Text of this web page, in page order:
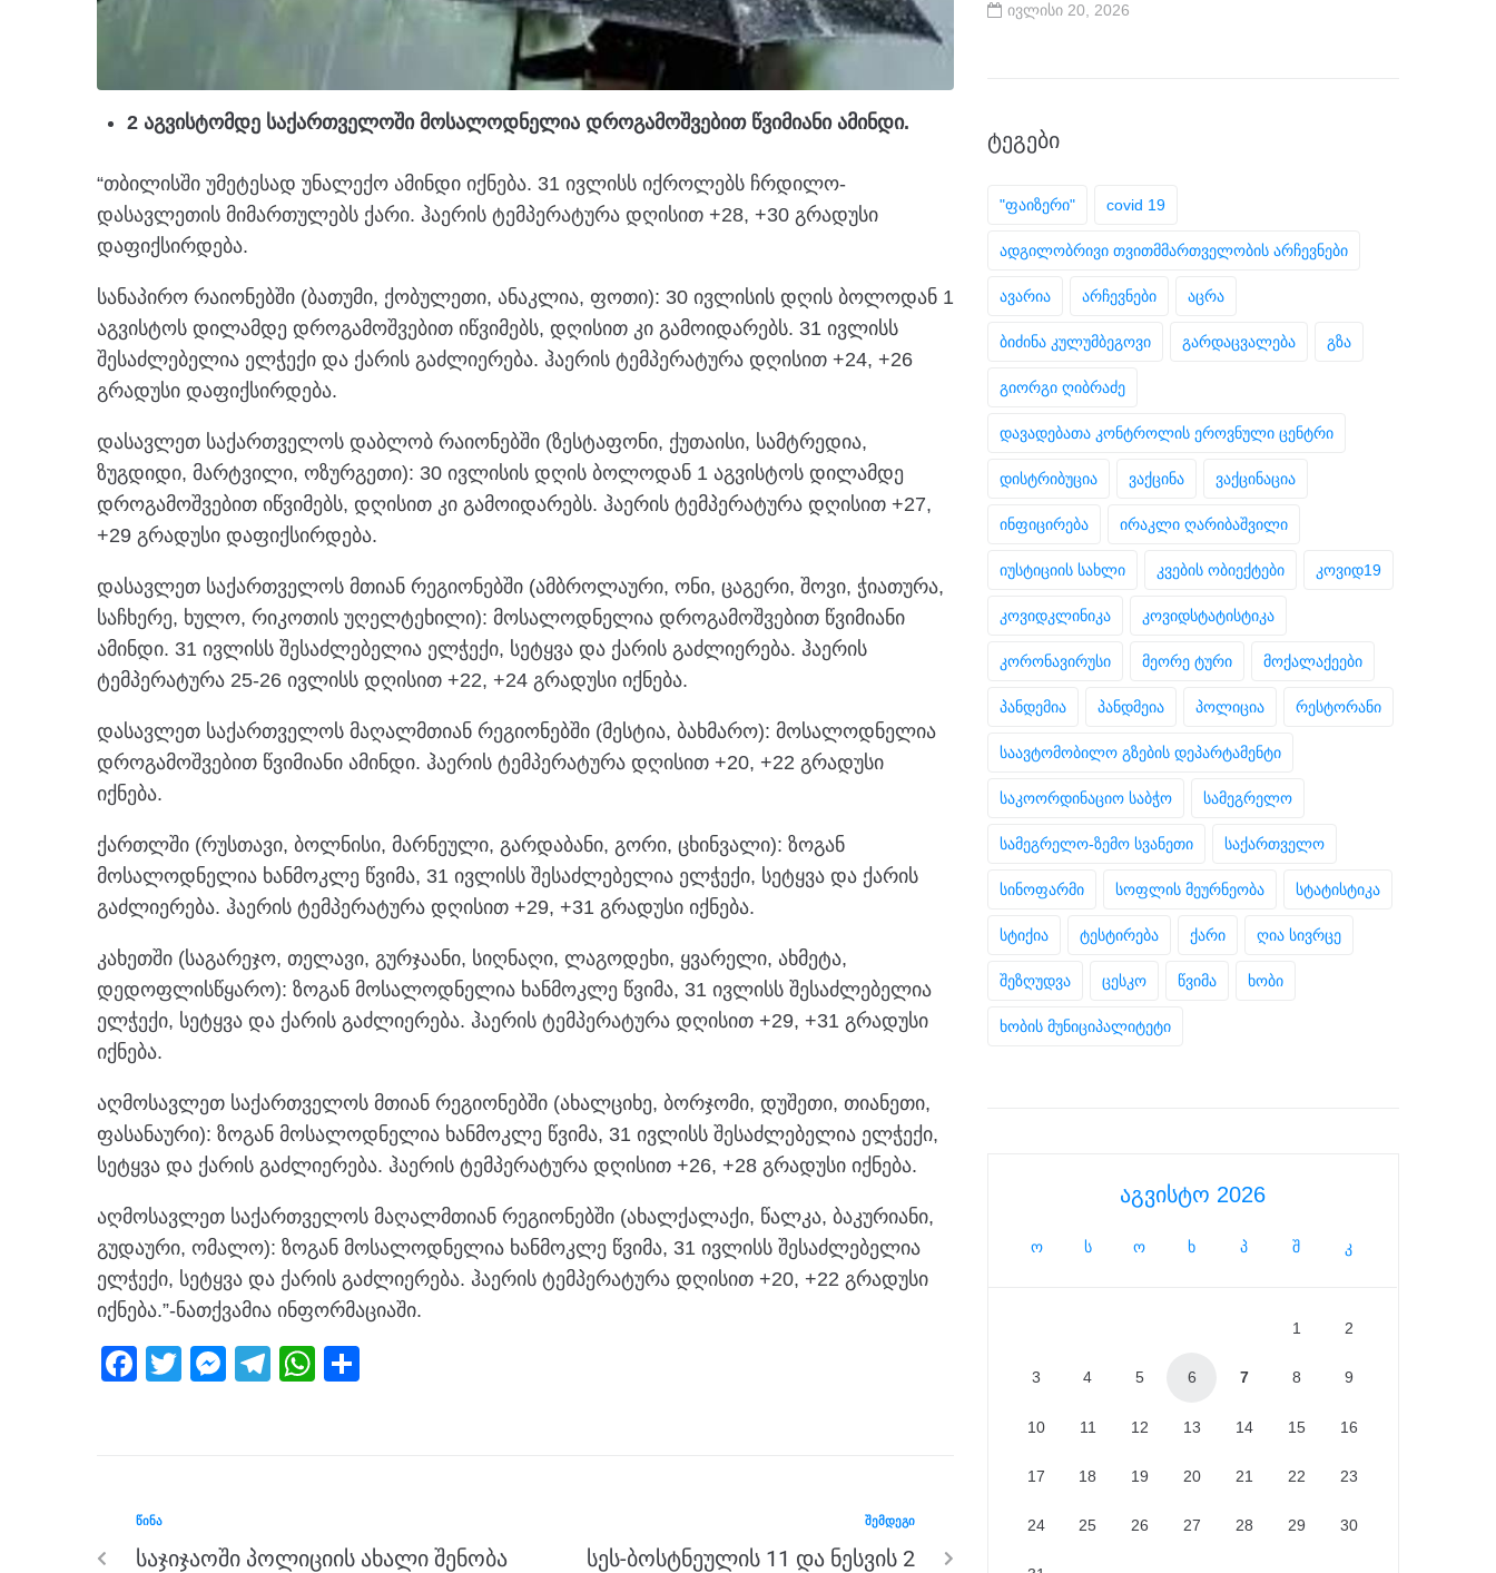
2 აგვისტომდე საქართველოში მოსალოდნელია დროგამოშვებით წვიმიანი ამინდი.
“თბილისში უმეტესად უნალექო ამინდი იქნება. 31 ივლისს იქროლებს ჩრდილო-
დასავლეთის მიმართულებს ქარი. ჰაერის ტემპერატურა დღისით +28, +30 გრადუსი
დაფიქსირდება.
სანაპირო რაიონებში (ბათუმი, ქობულეთი, ანაკლია, ფოთი): 30 ივლისის დღის ბოლოდან 1
აგვისტოს დილამდე დროგამოშვებით იწვიმებს, დღისით კი გამოიდარებს. 31 ივლისს
შესაძლებელია ელჭექი და ქარის გაძლიერება. ჰაერის ტემპერატურა დღისით +24, +26
გრადუსი დაფიქსირდება.
დასავლეთ საქართველოს დაბლობ რაიონებში (ზესტაფონი, ქუთაისი, სამტრედია,
ზუგდიდი, მარტვილი, ოზურგეთი): 30 ივლისის დღის ბოლოდან 1 აგვისტოს დილამდე
დროგამოშვებით იწვიმებს, დღისით კი გამოიდარებს. ჰაერის ტემპერატურა დღისით +27,
+29 გრადუსი დაფიქსირდება.
დასავლეთ საქართველოს მთიან რეგიონებში (ამბროლაური, ონი, ცაგერი, შოვი, ჭიათურა,
საჩხერე, ხულო, რიკოთის უღელტეხილი): მოსალოდნელია დროგამოშვებით წვიმიანი
ამინდი. 31 ივლისს შესაძლებელია ელჭექი, სეტყვა და ქარის გაძლიერება. ჰაერის
ტემპერატურა 25-26 ივლისს დღისით +22, +24 გრადუსი იქნება.
დასავლეთ საქართველოს მაღალმთიან რეგიონებში (მესტია, ბახმარო): მოსალოდნელია
დროგამოშვებით წვიმიანი ამინდი. ჰაერის ტემპერატურა დღისით +20, +22 გრადუსი
იქნება.
ქართლში (რუსთავი, ბოლნისი, მარნეული, გარდაბანი, გორი, ცხინვალი): ზოგან
მოსალოდნელია ხანმოკლე წვიმა, 31 ივლისს შესაძლებელია ელჭექი, სეტყვა და ქარის
გაძლიერება. ჰაერის ტემპერატურა დღისით +29, +31 გრადუსი იქნება.
კახეთში (საგარეჯო, თელავი, გურჯაანი, სიღნაღი, ლაგოდეხი, ყვარელი, ახმეტა,
დედოფლისწყარო): ზოგან მოსალოდნელია ხანმოკლე წვიმა, 31 ივლისს შესაძლებელია
ელჭექი, სეტყვა და ქარის გაძლიერება. ჰაერის ტემპერატურა დღისით +29, +31 გრადუსი
იქნება.
აღმოსავლეთ საქართველოს მთიან რეგიონებში (ახალციხე, ბორჯომი, დუშეთი, თიანეთი,
ფასანაური): ზოგან მოსალოდნელია ხანმოკლე წვიმა, 31 ივლისს შესაძლებელია ელჭექი,
სეტყვა და ქარის გაძლიერება. ჰაერის ტემპერატურა დღისით +26, +28 გრადუსი იქნება.
აღმოსავლეთ საქართველოს მაღალმთიან რეგიონებში (ახალქალაქი, წალკა, ბაკურიანი,
გუდაური, ომალო): ზოგან მოსალოდნელია ხანმოკლე წვიმა, 31 ივლისს შესაძლებელია
ელჭექი, სეტყვა და ქარის გაძლიერება. ჰაერის ტემპერატურა დღისით +20, +22 გრადუსი
იქნება.”-ნათქვამია ინფორმაციაში.
F
b
o
T
M
g
T
W
ᲬᲘᲜᲐ
საჯიჯაოში პოლიციის ახალი შენობა
ᲨᲔᲛᲓᲔᲒᲘ
სეს-ბოსტნეულის 11 და ნესვის 2
ივლისი 20, 2026
ᲢᲔᲒᲔᲑᲘ
"ფაიზერი" covid 19
ადგილობრივი თვითმმართველობის არჩევნები
ავარია არჩევნები აცრა
ბიძინა კულუმბეგოვი გარდაცვალება გზა
გიორგი ღიბრაძე
დავადებათა კონტროლის ეროვნული ცენტრი
დისტრიბუცია ვაქცინა ვაქცინაცია
ინფიცირება ირაკლი ღარიბაშვილი
იუსტიციის სახლი კვების ობიექტები კოვიდ19
კოვიდკლინიკა კოვიდსტატისტიკა
კორონავირუსი მეორე ტური მოქალაქეები
პანდემია პანდმეია პოლიცია რესტორანი
საავტომობილო გზების დეპარტამენტი
საკოორდინაციო საბჭო სამეგრელო
სამეგრელო-ზემო სვანეთი საქართველო
სინოფარმი სოფლის მეურნეობა სტატისტიკა
სტიქია ტესტირება ქარი ღია სივრცე
შეზღუდვა ცესკო წვიმა ხობი
ხობის მუნიციპალიტეტი
აგვისტო 2026
ო ს ო ხ პ შ კ
1 2
3 4 5 6 7 8 9
10 11 12 13 14 15 16
17 18 19 20 21 22 23
24 25 26 27 28 29 30